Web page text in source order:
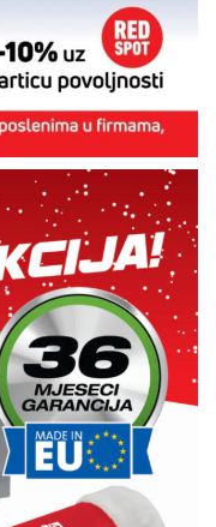
u svijetu • testirani
36 mjeseci
poklanjamo strugač
i dodatnih -15%
ZIMSKE GUME
za vaše […]